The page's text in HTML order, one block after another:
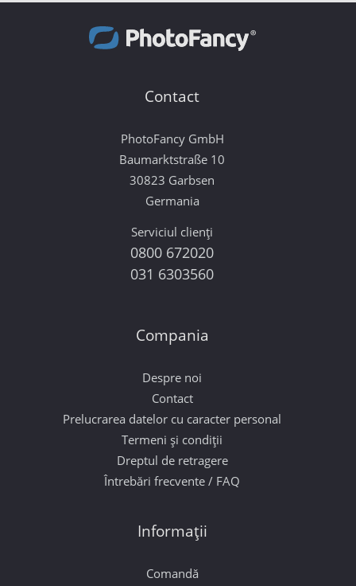
Contact
PhotoFancy GmbH
Baumarktstraße 10
30823 Garbsen
Germania
Serviciul clienți
0800 672020
031 6303560
Compania
Despre noi
Contact
Prelucrarea datelor cu caracter personal
Termeni și condiții
Dreptul de retragere
Întrebări frecvente / FAQ
Informații
Comandă